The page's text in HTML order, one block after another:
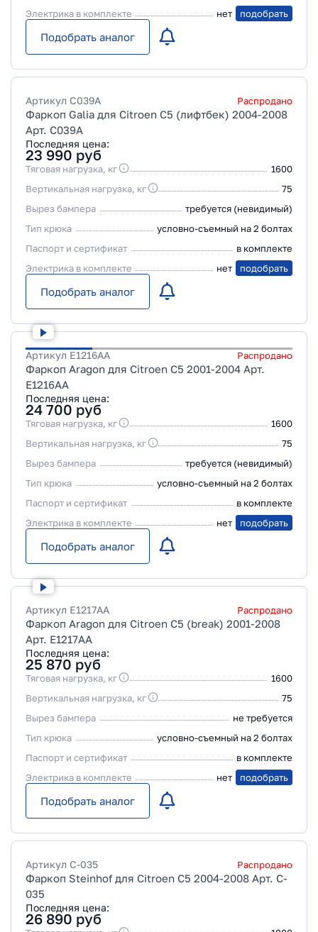
Электрика в комплекте нет подобрать
Подобрать аналог
Артикул C039A Распродано
Фаркоп Galia для Citroen C5 (лифтбек) 2004-2008
Арт. C039A
Последняя цена:
23 990 руб
Тяговая нагрузка, кг
1600
Вертикальная нагрузка, кг
75
Вырез бампера
требуется (невидимый)
Тип крюка
условно-съемный на 2 болтах
Паспорт и сертификат
в комплекте
Электрика в комплекте
нет подобрать
Подобрать аналог
Артикул E1216AA Распродано
Фаркоп Aragon для Citroen C5 2001-2004 Арт.
E1216AA
Последняя цена:
24 700 руб
Тяговая нагрузка, кг
1600
Вертикальная нагрузка, кг
75
Вырез бампера
требуется (невидимый)
Тип крюка
условно-съемный на 2 болтах
Паспорт и сертификат
в комплекте
Электрика в комплекте
нет подобрать
Подобрать аналог
Артикул E1217AA Распродано
Фаркоп Aragon для Citroen C5 (break) 2001-2008
Арт. E1217AA
Последняя цена:
25 870 руб
Тяговая нагрузка, кг
1600
Вертикальная нагрузка, кг
75
Вырез бампера
не требуется
Тип крюка
условно-съемный на 2 болтах
Паспорт и сертификат
в комплекте
Электрика в комплекте
нет подобрать
Подобрать аналог
Артикул C-035 Распродано
Фаркоп Steinhof для Citroen C5 2004-2008 Арт. C-
035
Последняя цена:
26 890 руб